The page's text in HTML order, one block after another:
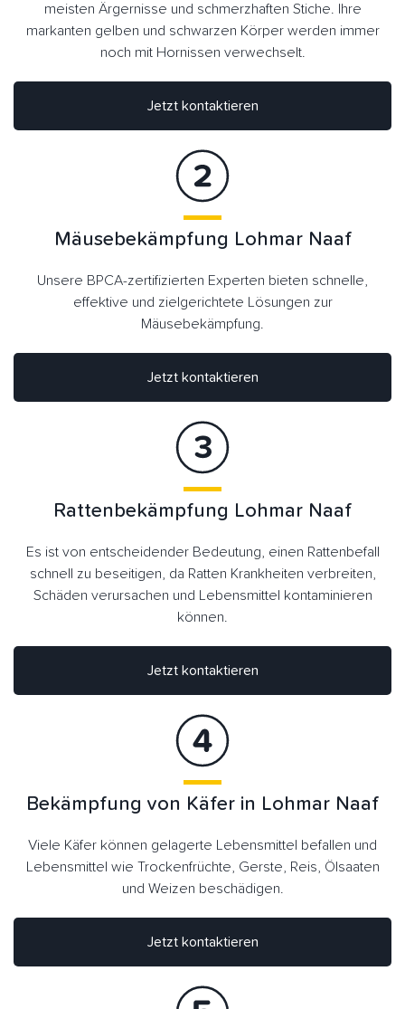
meisten Ärgernisse und schmerzhaften Stiche. Ihre
markanten gelben und schwarzen Körper werden immer
noch mit Hornissen verwechselt.
Jetzt kontaktieren
Jetzt kontaktieren
Mäusebekämpfung Lohmar Naaf
Unsere BPCA-zertifizierten Experten bieten schnelle,
effektive und zielgerichtete Lösungen zur
Mäusebekämpfung.
Rattenbekämpfung Lohmar Naaf
Es ist von entscheidender Bedeutung, einen Rattenbefall
schnell zu beseitigen, da Ratten Krankheiten verbreiten,
Schäden verursachen und Lebensmittel kontaminieren
können.
Jetzt kontaktieren
Jetzt kontaktieren
Bekämpfung von Käfer in Lohmar Naaf
Viele Käfer können gelagerte Lebensmittel befallen und
Lebensmittel wie Trockenfrüchte, Gerste, Reis, Ölsaaten
und Weizen beschädigen.